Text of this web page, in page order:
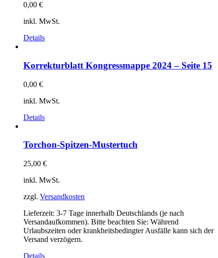
0,00 €
inkl. MwSt.
Details
Korrekturblatt Kongressmappe 2024 – Seite 15
0,00 €
inkl. MwSt.
Details
Torchon-Spitzen-Mustertuch
25,00 €
inkl. MwSt.
zzgl. Versandkosten
Lieferzeit: 3-7 Tage innerhalb Deutschlands (je nach
Versandaufkommen). Bitte beachten Sie: Während
Urlaubszeiten oder krankheitsbedingter Ausfälle kann sich der
Versand verzögern.
Details